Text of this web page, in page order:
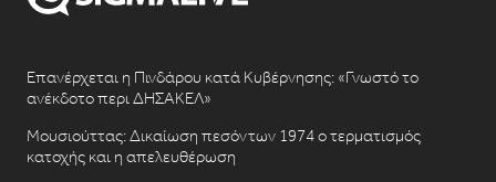
Επανέρχεται η Πινδάρου κατά Κυβέρνησης: «Γνωστό το
ανέκδοτο περι ΔΗΣΑΚΕΛ»
Μουσιούττας: Δικαίωση πεσόντων 1974 ο τερματισμός
κατοχής και η απελευθέρωση